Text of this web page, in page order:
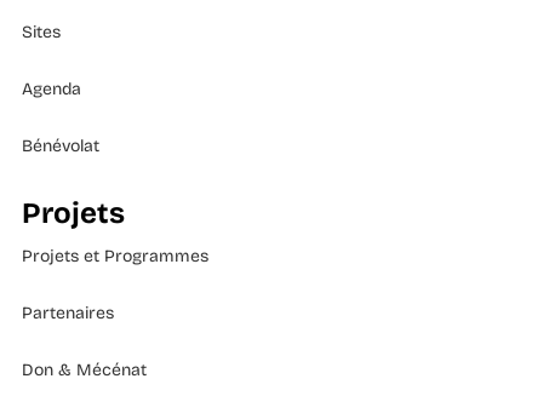
Sites
Agenda
Bénévolat
Projets
Projets et Programmes
Partenaires
Don & Mécénat